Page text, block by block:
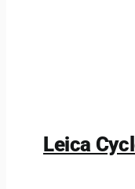
Leica